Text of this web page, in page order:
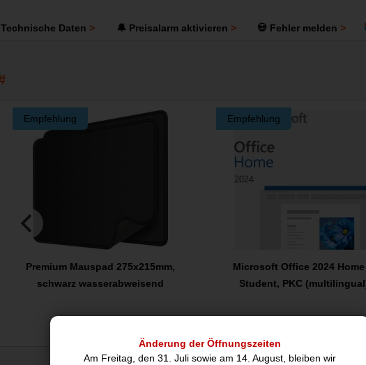
Änderung der Öffnungszeiten
Am Freitag, den 31. Juli sowie am 14. August, bleiben wir
Technische Daten 🔔 Preisalarm aktivieren 💀 Fehler melden
Empfehlung
Premium Mauspad 275x215mm,
schwarz wasserabweisend
7,00
Empfehlung
Microsoft Office 2024 Home
Student, PKC
149,39